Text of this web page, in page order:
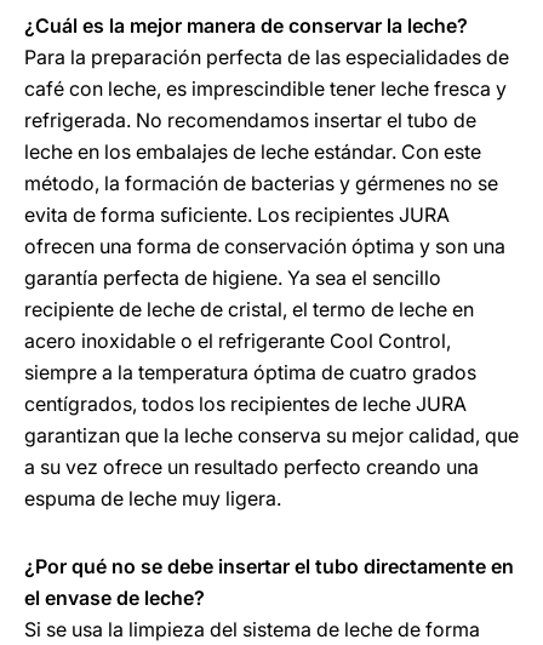
¿Cuál es la mejor manera de conservar la leche?
Para la preparación perfecta de las especialidades de
café con leche, es imprescindible tener leche fresca y
refrigerada. No recomendamos insertar el tubo de
leche en los embalajes de leche estándar. Con este
método, la formación de bacterias y gérmenes no se
evita de forma suficiente. Los recipientes JURA
ofrecen una forma de conservación óptima y son una
garantía perfecta de higiene. Ya sea el sencillo
recipiente de leche de cristal, el termo de leche en
acero inoxidable o el refrigerante Cool Control,
siempre a la temperatura óptima de cuatro grados
centígrados, todos los recipientes de leche JURA
garantizan que la leche conserva su mejor calidad, que
a su vez ofrece un resultado perfecto creando una
espuma de leche muy ligera.
¿Por qué no se debe insertar el tubo directamente en
el envase de leche?
Si se usa la limpieza del sistema de leche de forma